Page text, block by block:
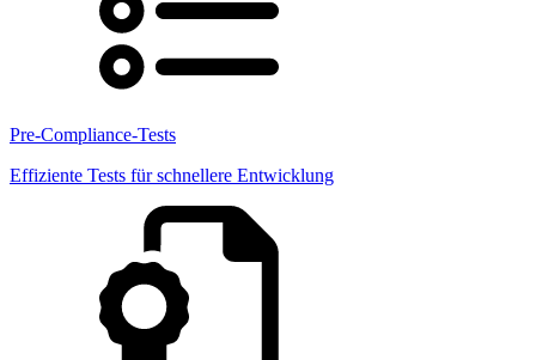
Pre-Compliance-Tests
Effiziente Tests für schnellere Entwicklung